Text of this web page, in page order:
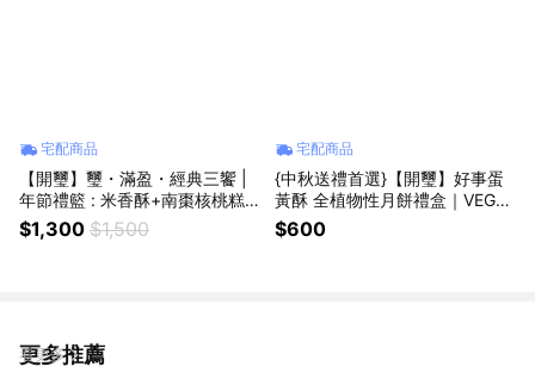
宅配商品
【開璽】璽・滿盈・經典三饗 |
年節禮籃 : 米香酥+南棗核桃糕
+一口鳳梨酥+娃娃酥
$1,300 $1,500
宅配商品
{中秋送禮首選}【開璽】好事蛋
黃酥 全植物性月餅禮盒｜VEGA
N 無蛋無奶無蜂蜜｜全素｜低碳
蛋黃酥
$600
更多推薦
看更多